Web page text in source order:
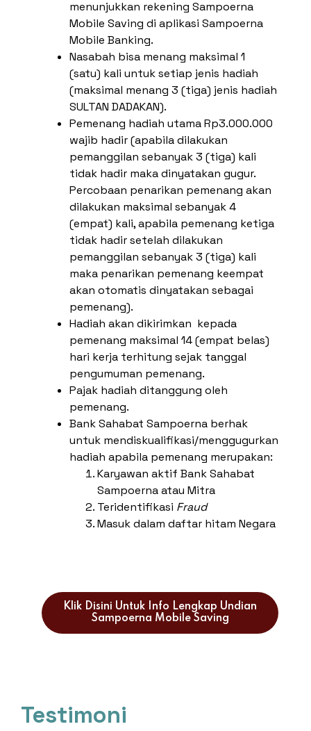
menunjukkan rekening Sampoerna
Mobile Saving di aplikasi Sampoerna
Mobile Banking.
Nasabah bisa menang maksimal 1
(satu) kali untuk setiap jenis hadiah
(maksimal menang 3 (tiga) jenis hadiah
SULTAN DADAKAN).
Pemenang hadiah utama Rp3.000.000
wajib hadir (apabila dilakukan
pemanggilan sebanyak 3 (tiga) kali
tidak hadir maka dinyatakan gugur.
Percobaan penarikan pemenang akan
dilakukan maksimal sebanyak 4
(empat) kali, apabila pemenang ketiga
tidak hadir setelah dilakukan
pemanggilan sebanyak 3 (tiga) kali
maka penarikan pemenang keempat
akan otomatis dinyatakan sebagai
pemenang).
Hadiah akan dikirimkan kepada
pemenang maksimal 14 (empat belas)
hari kerja terhitung sejak tanggal
pengumuman pemenang.
Pajak hadiah ditanggung oleh
pemenang.
Bank Sahabat Sampoerna berhak
untuk mendiskualifikasi/menggugurkan
hadiah apabila pemenang merupakan:
Karyawan aktif Bank Sahabat
Sampoerna atau Mitra
Teridentifikasi Fraud
Masuk dalam daftar hitam Negara
Klik Disini Untuk Info Lengkap Undian
Sampoerna Mobile Saving
Testimoni